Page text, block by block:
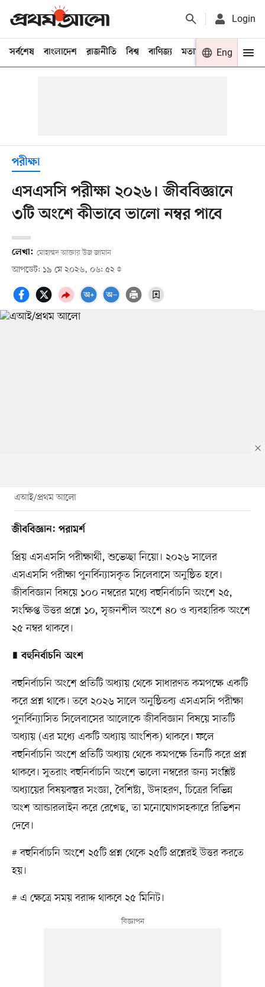
Login
সর্বশেষ বাংলাদেশ রাজনীতি বিশ্ব বাণিজ্য মতামত খেলা
Eng
পরীক্ষা
এসএসসি পরীক্ষা ২০২৬। জীববিজ্ঞানে
৩টি অংশে কীভাবে ভালো নম্বর পাবে
লেখা: মোহাম্মদ আক্তার উজ জামান
আপডেট: ১৯ মে ২০২৬, ০৬: ৫২
এআই/প্রথম আলো
জীববিজ্ঞান: পরামর্শ
প্রিয় এসএসসি পরীক্ষার্থী, শুভেচ্ছা নিয়ো। ২০২৬ সালের
এসএসসি পরীক্ষা পুনর্বিন্যাসকৃত সিলেবাসে অনুষ্ঠিত হবে।
জীববিজ্ঞান বিষয়ে ১০০ নম্বরের মধ্যে বহুনির্বাচনি অংশে ২৫,
সংক্ষিপ্ত উত্তর প্রশ্নে ১০, সৃজনশীল অংশে ৪০ ও ব্যবহারিক অংশে
২৫ নম্বর থাকবে।
∎বহুনির্বাচনি অংশ
বহুনির্বাচনি অংশে প্রতিটি অধ্যায় থেকে সাধারণত কমপক্ষে একটি
করে প্রশ্ন থাকে। তবে ২০২৬ সালে অনুষ্ঠিতব্য এসএসসি পরীক্ষা
পুনর্বিন্যাসিত সিলেবাসের আলোকে জীববিজ্ঞান বিষয়ে সাতটি
অধ্যায় (এর মধ্যে একটি অধ্যায় আংশিক) থাকবে। ফলে
বহুনির্বাচনি অংশে প্রতিটি অধ্যায় থেকে কমপক্ষে তিনটি করে প্রশ্ন
থাকবে। সুতরাং বহুনির্বাচনি অংশে ভালো নম্বরের জন্য সংশ্লিষ্ট
অধ্যায়ের বিষয়বস্তুর সংজ্ঞা, বৈশিষ্ট্য, উদাহরণ, চিত্রের বিভিন্ন
অংশ আন্ডারলাইন করে রেখেছ, তা মনোযোগসহকারে রিভিশন
দেবে।
# বহুনির্বাচনি অংশে ২৫টি প্রশ্ন থেকে ২৫টি প্রশ্নেরই উত্তর করতে
হয়।
# এ ক্ষেত্রে সময় বরাদ্দ থাকবে ২৫ মিনিট।